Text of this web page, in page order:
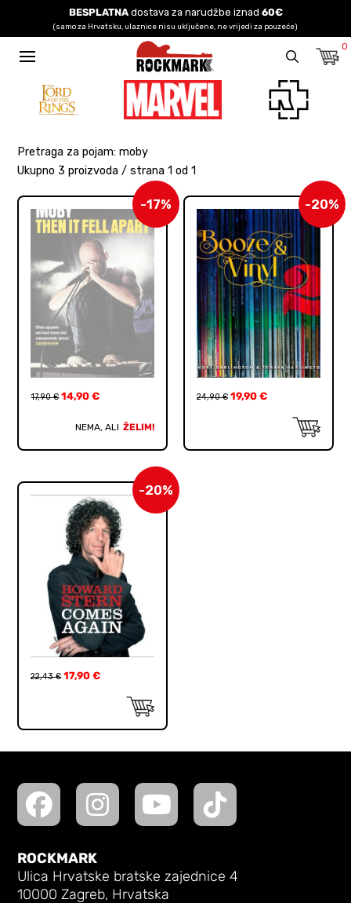
BESPLATNAdostava za narudžbe iznad 60€
(samo za Hrvatsku, ulaznice nisu uključene, ne vrijedi za pouzeće)
0
Pretraga za pojam: moby
Ukupno 3 proizvoda / strana 1 od 1
-17%
17,90€ 14,90€
NEMA, ALI ŽELIM!
-20%
24,90€ 19,90 €
-20%
22,43€ 17,90€
ROCKMARK
Ulica Hrvatske bratske zajednice 4
10000 Zagreb, Hrvatska